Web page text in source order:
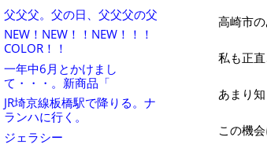
父父父。父の日、父父父の父
NEW！NEW！！NEW！！！
COLOR！！
一年中6月とかけまし
て・・・。新商品「
JR埼京線板橋駅で降りる。ナ
ランハに行く。
ジェラシー
高崎市の
私も正
あまり
この機